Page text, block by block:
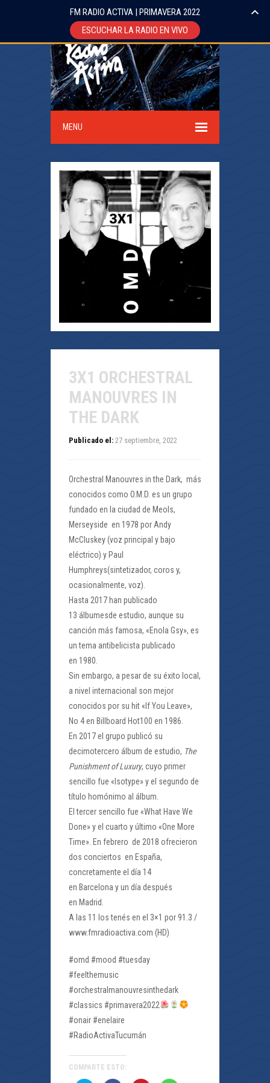
MENU
3X1 ORCHESTRAL
MANOUVRES IN
THE DARK
Publicado el: 27 septiembre, 2022
Orchestral Manouvres in the Dark, más
conocidos como O.M.D. es un grupo
fundado en la ciudad de Meols,
Merseyside en 1978 por Andy
McCluskey (voz principal y bajo
eléctrico) y Paul
Humphreys(sintetizador, coros y,
ocasionalmente, voz).
Hasta 2017 han publicado
13 álbumesde estudio, aunque su
canción más famosa, «Enola Gsy», es
un tema antibelicista publicado
en 1980.
Sin embargo, a pesar de su éxito local,
a nivel internacional son mejor
conocidos por su hit «If You Leave»,
No 4 en Billboard Hot100 en 1986.
En 2017 el grupo publicó su
decimotercero álbum de estudio, The
Punishment of Luxury,​ cuyo primer
sencillo fue «Isotype» y el segundo de
título homónimo al álbum.
El tercer sencillo fue «What Have We
Done» y el cuarto y último «One More
Time». En febrero de 2018 ofrecieron
dos conciertos en España,
concretamente el día 14
en Barcelona y un día después
en Madrid.
A las 11 los tenés en el 3×1 por 91.3 /
www.fmradioactiva.com (HD)
#omd #mood #tuesday
#feelthemusic
#orchestralmanouvresinthedark
#classics #primavera2022
#onair #enelaire
#RadioActivaTucumán
COMPARTE ESTO:
FM RADIO ACTIVA | PRIMAVERA 2022
ESCUCHAR LA RADIO EN VIVO